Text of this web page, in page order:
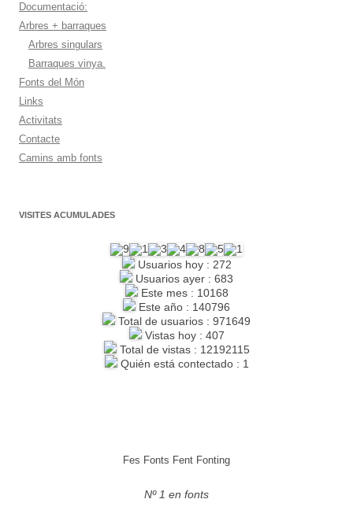
Documentació:
Arbres + barraques
Arbres singulars
Barraques vinya.
Fonts del Món
Links
Activitats
Contacte
Camins amb fonts
VISITES ACUMULADES
Usuarios hoy : 272
Usuarios ayer : 683
Este mes : 10168
Este año : 140796
Total de usuarios : 971649
Vistas hoy : 407
Total de vistas : 12192115
Quién está contectado : 1
Fes Fonts Fent Fonting
Nº 1 en fonts